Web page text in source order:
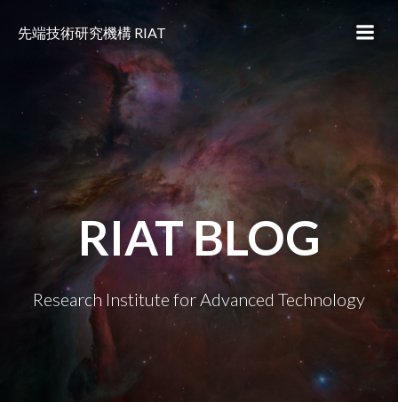
ン
ツ
へ
ス
キ
ッ
プ
先端技術研究機構 RIAT
RIAT BLOG
Research Institute for Advanced Technology